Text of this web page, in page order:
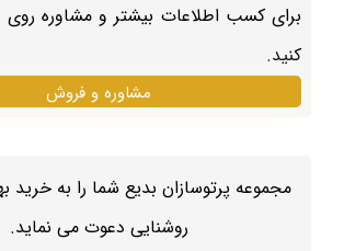
برای کسب اطلاعات بیشتر و مشاوره روی
کنید.
مشاوره و فروش
مجموعه پرتوسازان بدیع شما را به خرید
روشنایی دعوت می نماید.